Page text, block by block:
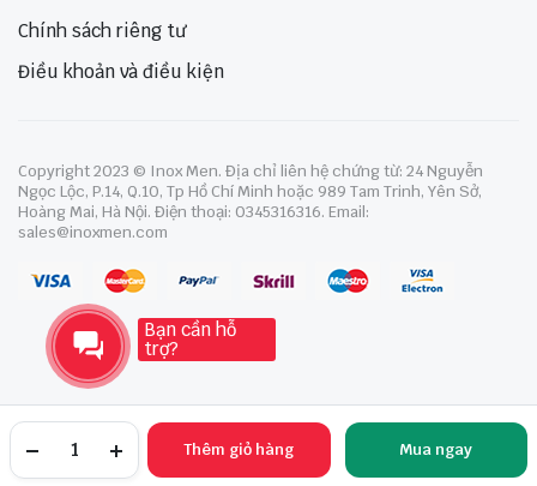
Thêm giỏ hàng Mua ngay
Chính sách riêng tư
Điều khoản và điều kiện
Copyright 2023 © Inox Men. Địa chỉ liên hệ chứng từ: 24 Nguyễn
Ngọc Lộc, P.14, Q.10, Tp Hồ Chí Minh hoặc 989 Tam Trinh, Yên Sở,
Hoàng Mai, Hà Nội. Điện thoại: 0345316316. Email:
sales@inoxmen.com
Bạn cần hỗ
trợ?
TRANG CHỦ TÌM KIẾM YÊU THÍCH TÀI KHOẢN NGÀNH HÀNG